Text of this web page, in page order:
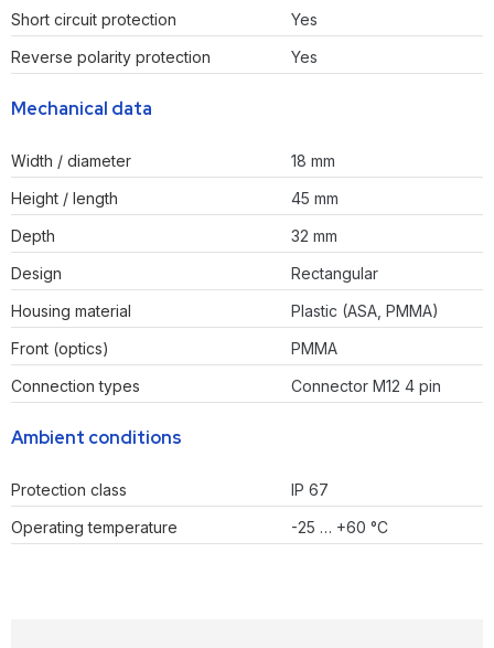
Short circuit protection
Yes
Reverse polarity protection
Yes
Mechanical data
Width / diameter
18 mm
Height / length
45 mm
Depth
32 mm
Design
Rectangular
Housing material
Plastic (ASA, PMMA)
Front (optics)
PMMA
Connection types
Connector M12 4 pin
Ambient conditions
Protection class
IP 67
Operating temperature
-25 … +60 °C